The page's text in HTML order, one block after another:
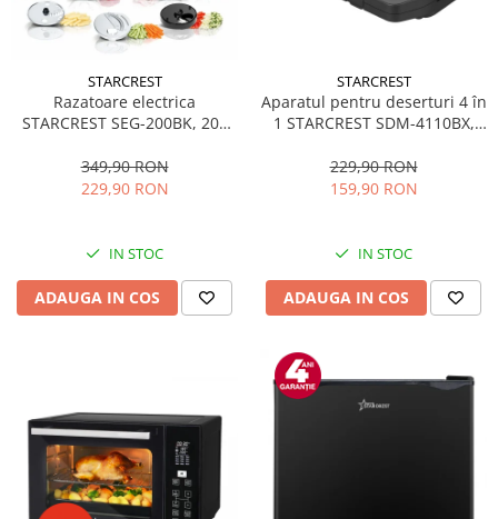
STARCREST
Razatoare electrica
STARCREST SEG-200BK, 200
349,90 RON
229,90 RON
IN STOC
ADAUGA IN COS
STARCREST
Aparatul pentru deserturi 4 în
1 STARCREST SDM-4110BX,
invelis ceramic pentru vafe,
nuci, gogosi si smile
229,90 RON
159,90 RON
IN STOC
ADAUGA IN COS